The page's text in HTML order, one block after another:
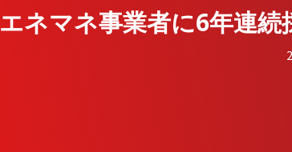
エネマネ事業者に6年連